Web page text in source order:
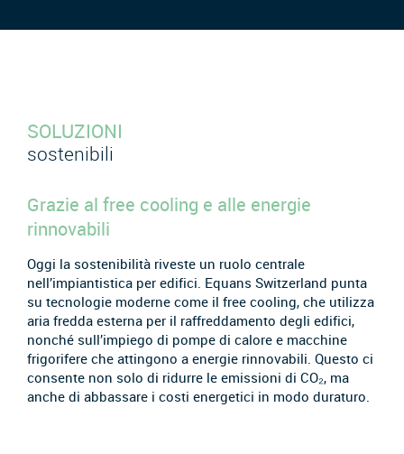
SOLUZIONI
sostenibili
Grazie al free cooling e alle energie
rinnovabili
Oggi la sostenibilità riveste un ruolo centrale
nell’impiantistica per edifici. Equans Switzerland punta
su tecnologie moderne come il free cooling, che utilizza
aria fredda esterna per il raffreddamento degli edifici,
nonché sull’impiego di pompe di calore e macchine
frigorifere che attingono a energie rinnovabili. Questo ci
consente non solo di ridurre le emissioni di CO₂, ma
anche di abbassare i costi energetici in modo duraturo.